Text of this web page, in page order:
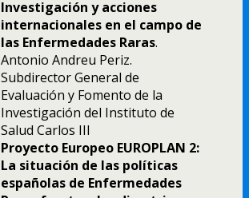
Investigación y acciones
internacionales en el campo de
las Enfermedades Raras.
Antonio Andreu Periz.
Subdirector General de
Evaluación y Fomento de la
Investigación del Instituto de
Salud Carlos III
Proyecto Europeo EUROPLAN 2:
La situación de las políticas
españolas de Enfermedades